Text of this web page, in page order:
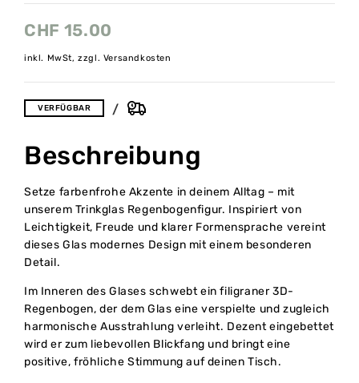
CHF 15.00
inkl. MwSt, zzgl. Versandkosten
VERFÜGBAR
Beschreibung
Setze farbenfrohe Akzente in deinem Alltag – mit
unserem Trinkglas Regenbogenfigur. Inspiriert von
Leichtigkeit, Freude und klarer Formensprache vereint
dieses Glas modernes Design mit einem besonderen
Detail.
Im Inneren des Glases schwebt ein filigraner 3D-
Regenbogen, der dem Glas eine verspielte und zugleich
harmonische Ausstrahlung verleiht. Dezent eingebettet
wird er zum liebevollen Blickfang und bringt eine
positive, fröhliche Stimmung auf deinen Tisch.